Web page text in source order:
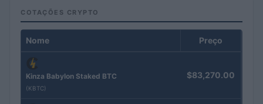
COTAÇÕES CRYPTO
Nome Preço
Kinza Babylon Staked BTC
(KBTC)
$83,270.00